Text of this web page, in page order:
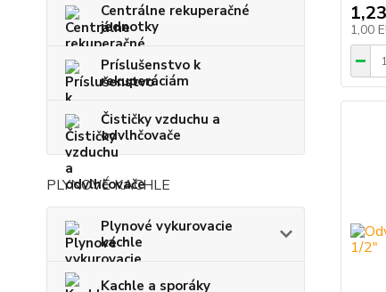
Centrálne rekuperačné
jednotky
Príslušenstvo k
rekuperáciám
Čističky vzduchu a
odvlhčovače
PLYNOVÉ KACHLE
Plynové vykurovacie
kachle
Kachle a sporáky
1,00